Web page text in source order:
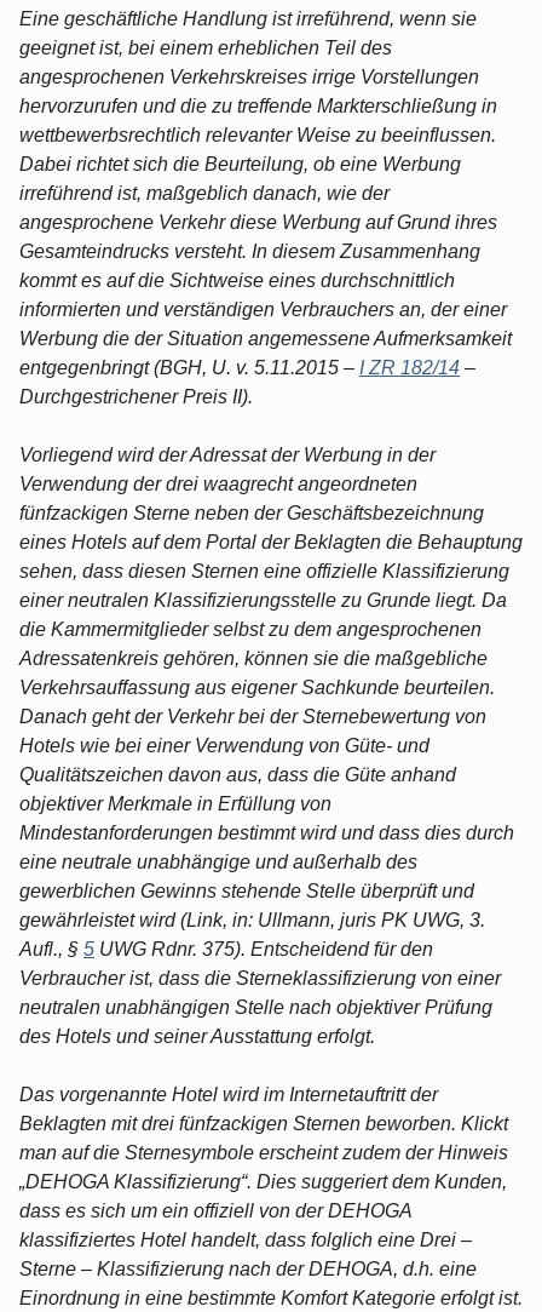
Eine geschäftliche Handlung ist irreführend, wenn sie
geeignet ist, bei einem erheblichen Teil des
angesprochenen Verkehrskreises irrige Vorstellungen
hervorzurufen und die zu treffende Markterschließung in
wettbewerbsrechtlich relevanter Weise zu beeinflussen.
Dabei richtet sich die Beurteilung, ob eine Werbung
irreführend ist, maßgeblich danach, wie der
angesprochene Verkehr diese Werbung auf Grund ihres
Gesamteindrucks versteht. In diesem Zusammenhang
kommt es auf die Sichtweise eines durchschnittlich
informierten und verständigen Verbrauchers an, der einer
Werbung die der Situation angemessene Aufmerksamkeit
entgegenbringt (BGH, U. v. 5.11.2015 – I ZR 182/14 –
Durchgestrichener Preis II).
Vorliegend wird der Adressat der Werbung in der
Verwendung der drei waagrecht angeordneten
fünfzackigen Sterne neben der Geschäftsbezeichnung
eines Hotels auf dem Portal der Beklagten die Behauptung
sehen, dass diesen Sternen eine offizielle Klassifizierung
einer neutralen Klassifizierungsstelle zu Grunde liegt. Da
die Kammermitglieder selbst zu dem angesprochenen
Adressatenkreis gehören, können sie die maßgebliche
Verkehrsauffassung aus eigener Sachkunde beurteilen.
Danach geht der Verkehr bei der Sternebewertung von
Hotels wie bei einer Verwendung von Güte- und
Qualitätszeichen davon aus, dass die Güte anhand
objektiver Merkmale in Erfüllung von
Mindestanforderungen bestimmt wird und dass dies durch
eine neutrale unabhängige und außerhalb des
gewerblichen Gewinns stehende Stelle überprüft und
gewährleistet wird (Link, in: Ullmann, juris PK UWG, 3.
Aufl., § 5 UWG Rdnr. 375). Entscheidend für den
Verbraucher ist, dass die Sterneklassifizierung von einer
neutralen unabhängigen Stelle nach objektiver Prüfung
des Hotels und seiner Ausstattung erfolgt.
Das vorgenannte Hotel wird im Internetauftritt der
Beklagten mit drei fünfzackigen Sternen beworben. Klickt
man auf die Sternesymbole erscheint zudem der Hinweis
„DEHOGA Klassifizierung“. Dies suggeriert dem Kunden,
dass es sich um ein offiziell von der DEHOGA
klassifiziertes Hotel handelt, dass folglich eine Drei –
Sterne – Klassifizierung nach der DEHOGA, d.h. eine
Einordnung in eine bestimmte Komfort Kategorie erfolgt ist.